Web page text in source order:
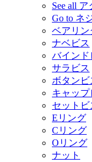
See all
Go to ネ
ベアリン
ナベビス
バインド
サラビス
ボタンビ
キャップ
セットビ
Eリング
Cリング
Oリング
ナット